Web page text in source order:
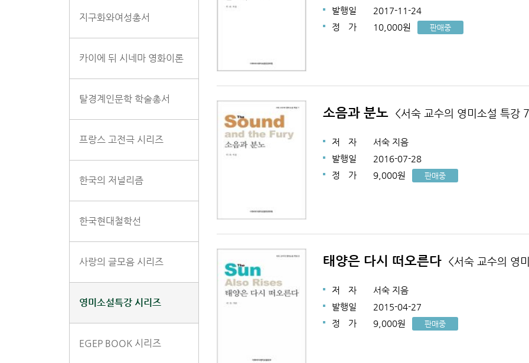
지구화와여성총서
카이에 뒤 시네마 영화이론
탈경계인문학 학술총서
프랑스 고전극 시리즈
한국의 저널리즘
한국현대철학선
사랑의 글모음 시리즈
영미소설특강 시리즈
EGEP BOOK 시리즈
발행일
2017-11-24
정
가 10,000원 판매중
소음과 분노 <서숙 교수의 영미소설 특강
저 자
서숙 지음
발행일
2016-07-28
정
가 9,000원 판매중
태양은 다시 떠오른다 <서숙 교수의 영
저 자
서숙 지음
발행일
2015-04-27
정
가 9,000원 판매중